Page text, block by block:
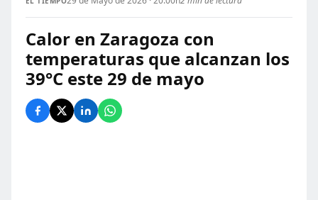
Calor en Zaragoza con
temperaturas que alcanzan los
39°C este 29 de mayo